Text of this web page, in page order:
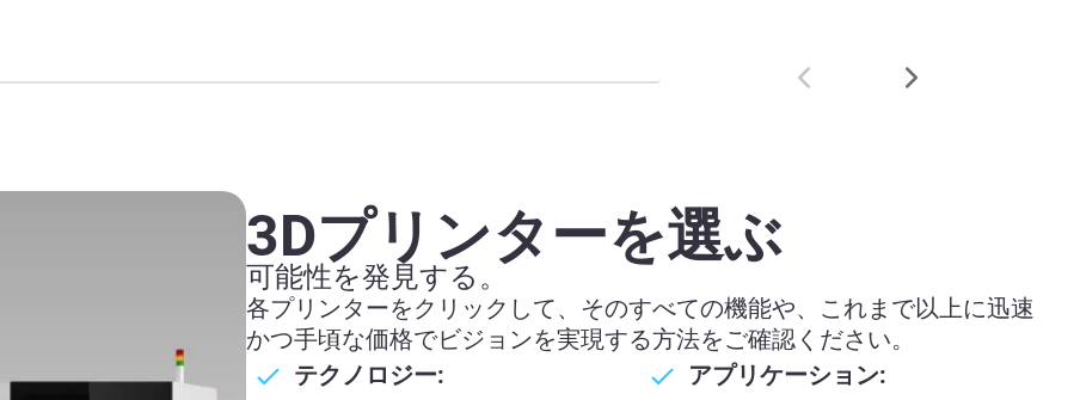
3Dプリンターを選ぶ
可能性を発見する。
各プリンターをクリックして、そのすべての機能や、これまで以上に迅速
かつ手頃な価格でビジョンを実現する方法をご確認ください。
テクノロジー:
アプリケーション: